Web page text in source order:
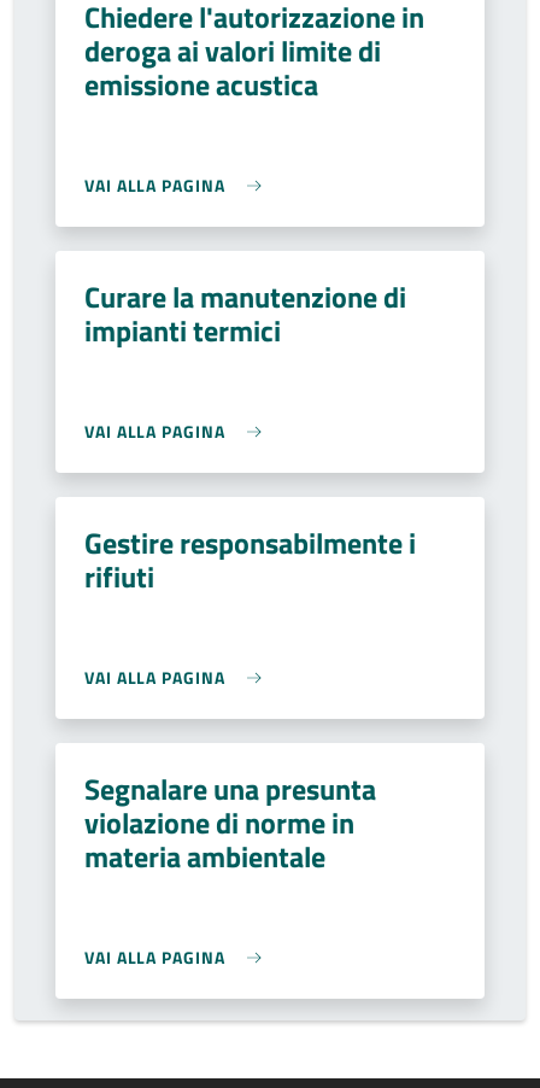
Chiedere l'autorizzazione in
deroga ai valori limite di
emissione acustica
VAI ALLA PAGINA
Curare la manutenzione di
impianti termici
VAI ALLA PAGINA
Gestire responsabilmente i
rifiuti
VAI ALLA PAGINA
Segnalare una presunta
violazione di norme in
materia ambientale
VAI ALLA PAGINA